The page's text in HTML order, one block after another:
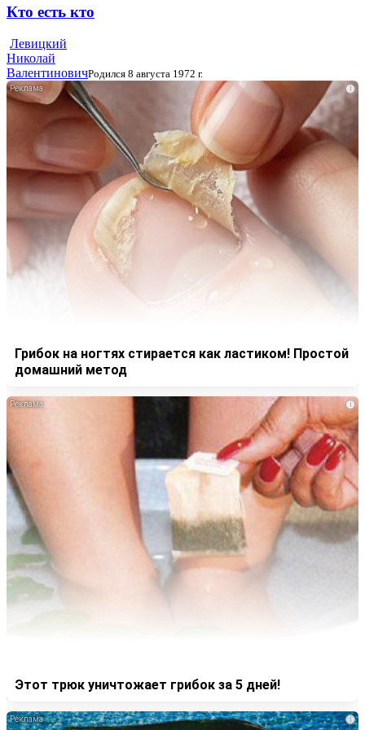
Кто есть кто
Левицкий
Николай
ВалентиновичРодился 8 августа 1972 г.
i
Грибок на ногтях стирается как ластиком! Простой
домашний метод
i
Этот трюк уничтожает грибок за 5 дней!
i